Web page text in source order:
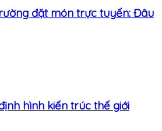
đặt món trực tuyến: Đâu
hình kiến trúc thế giới